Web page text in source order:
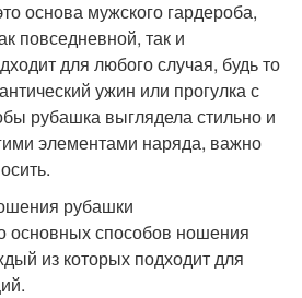
основа мужского гардероба,
повседневной, так и
для любого случая, будь то
ужин или прогулка с
рубашка выглядела стильно и
элементами наряда, важно
рубашки
основных способов ношения
из которых подходит для